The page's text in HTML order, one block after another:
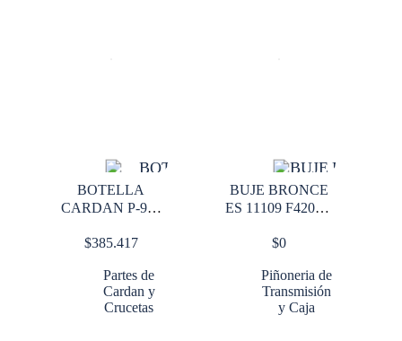
BOTELLA
CARDAN P-900
$385.417
Partes de
Cardan y
Crucetas
BUJE BRONCE
ES 11109 F4205A
FS5306A
$0
Piñoneria de
Transmisión
y Caja